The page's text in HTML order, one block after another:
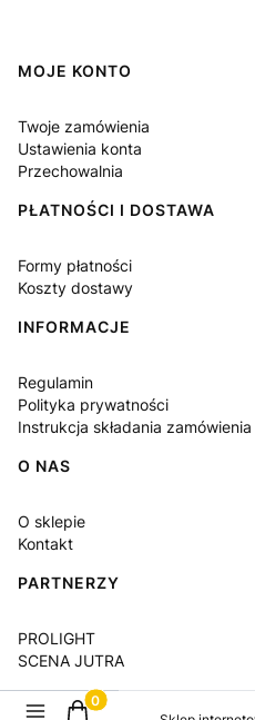
Linki w stopce
MOJE KONTO
Twoje zamówienia
Ustawienia konta
Przechowalnia
PŁATNOŚCI I DOSTAWA
Formy płatności
Koszty dostawy
INFORMACJE
Regulamin
Polityka prywatności
Instrukcja składania zamówienia
O NAS
O sklepie
Kontakt
PARTNERZY
PROLIGHT
SCENA JUTRA
Produkty w koszyku: 0.